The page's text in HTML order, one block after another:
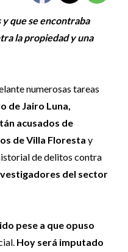
que se encontraba
la propiedad y una
numerosas tareas
de Jairo Luna,
acusados de
de Villa Floresta y
de delitos contra
del sector
pese a que opuso
Hoy será imputado